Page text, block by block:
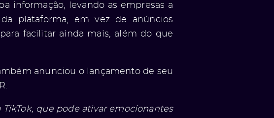
informação, levando as empresas a
plataforma, em vez de anúncios
facilitar ainda mais, além do que
anunciou o lançamento de seu
que pode ativar emocionantes